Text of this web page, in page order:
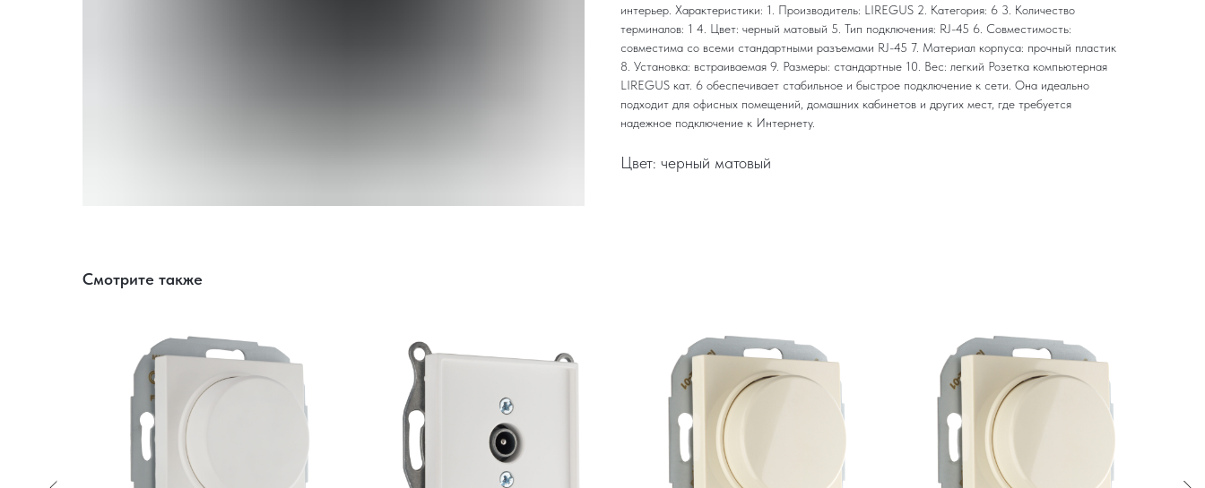
интерьер. Характеристики: 1. Производитель: LIREGUS 2. Категория: 6 3. Количество
терминалов: 1 4. Цвет: черный матовый 5. Тип подключения: RJ-45 6. Совместимость:
совместима со всеми стандартными разъемами RJ-45 7. Материал корпуса: прочный пластик
8. Установка: встраиваемая 9. Размеры: стандартные 10. Вес: легкий Розетка компьютерная
LIREGUS кат. 6 обеспечивает стабильное и быстрое подключение к сети. Она идеально
подходит для офисных помещений, домашних кабинетов и других мест, где требуется
надежное подключение к Интернету.
Цвет: черный матовый
Смотрите также